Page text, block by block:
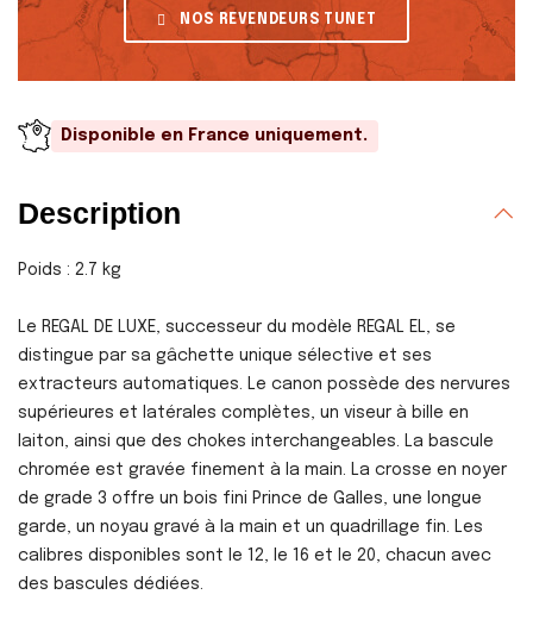
NOS REVENDEURS TUNET
Disponible en France uniquement.
Description
Poids : 2.7 kg
Le REGAL DE LUXE, successeur du modèle REGAL EL, se
distingue par sa gâchette unique sélective et ses
extracteurs automatiques. Le canon possède des nervures
supérieures et latérales complètes, un viseur à bille en
laiton, ainsi que des chokes interchangeables. La bascule
chromée est gravée finement à la main. La crosse en noyer
de grade 3 offre un bois fini Prince de Galles, une longue
garde, un noyau gravé à la main et un quadrillage fin. Les
calibres disponibles sont le 12, le 16 et le 20, chacun avec
des bascules dédiées.